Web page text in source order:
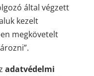
által végzett
kezelt
megkövetelt
adatvédelmi